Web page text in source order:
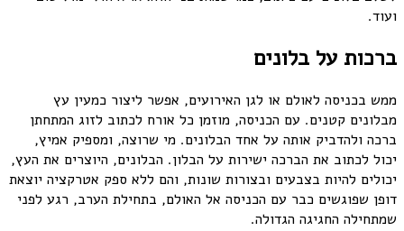
ועוד.
ברכות על בלונים
ממש בכניסה לאולם או לגן האירועים, אפשר ליצור כמעין עץ
מבלונים קטנים. עם הכניסה, מוזמן כל אורח לכתוב לזוג המתחתן
ברכה ולהדביק אותה על אחד הבלונים. מי שרוצה, ומספיק אמיץ,
יכול לכתוב את הברכה ישירות על הבלון. הבלונים, היוצרים את העץ,
יכולים להיות בצבעים ובצורות שונות, והם ללא ספק אטרקציה יוצאת
דופן שפוגשים כבר עם הכניסה אל האולם, בתחילת הערב, רגע לפני
שמתחילה החגיגה הגדולה.